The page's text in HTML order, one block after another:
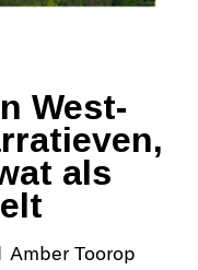
West-
als
Amber Toorop